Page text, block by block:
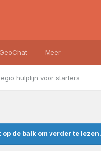
hulplijn voor starters
GeoChat Meer
de balk om verder te lezen.